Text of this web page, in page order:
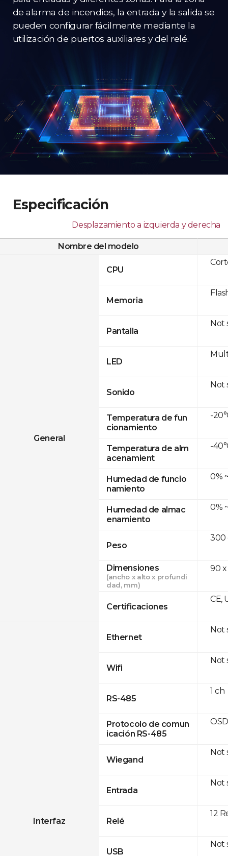
de alarma de incendios, la entrada y la salida se
pueden configurar fácilmente mediante la
utilización de puertos auxiliares y del relé.
Especificación
Desplazamiento a izquierda y derecha
Nombre del modelo
General
CPU
Memoria
Pantalla
LED
Sonido
Temperatura de fun
cionamiento
Temperatura de alm
acenamient
Humedad de funcio
namiento
Humedad de almac
enamiento
Peso
Dimensiones
(ancho x alto x profundi
dad, mm)
Certificaciones
Interfaz
Ethernet
Wifi
RS-485
Protocolo de comun
icación RS-485
Wiegand
Entrada
Relé
USB
Not
Not
-
-
0%
0%
300
90 x
CE,
Not
Not
1 ch
Not
Not
12
Not